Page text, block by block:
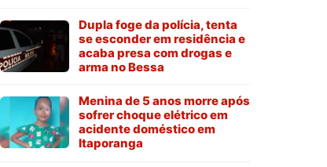
Dupla foge da polícia, tenta
se esconder em residência e
acaba presa com drogas e
arma no Bessa
Menina de 5 anos morre após
sofrer choque elétrico em
acidente doméstico em
Itaporanga